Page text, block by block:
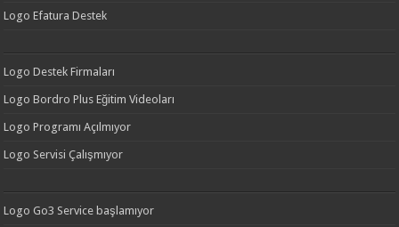
Logo Efatura Destek
Logo Destek Firmaları
Logo Bordro Plus Eğitim Videoları
Logo Programı Açılmıyor
Logo Servisi Çalışmıyor
Logo Go3 Service başlamıyor